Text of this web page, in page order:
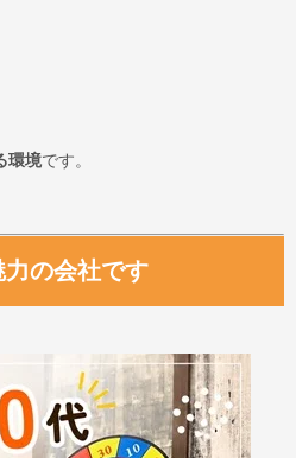
環境です。
力の会社です